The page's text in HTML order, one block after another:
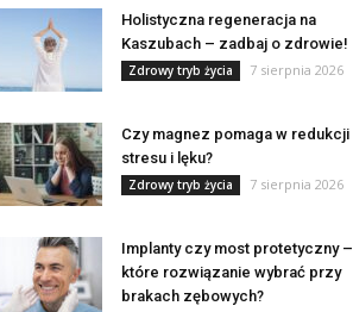
Holistyczna regeneracja na
Kaszubach – zadbaj o zdrowie!
Zdrowy tryb życia 7 sierpnia 2026
Czy magnez pomaga w redukcji
stresu i lęku?
Zdrowy tryb życia 7 sierpnia 2026
Implanty czy most protetyczny –
które rozwiązanie wybrać przy
brakach zębowych?